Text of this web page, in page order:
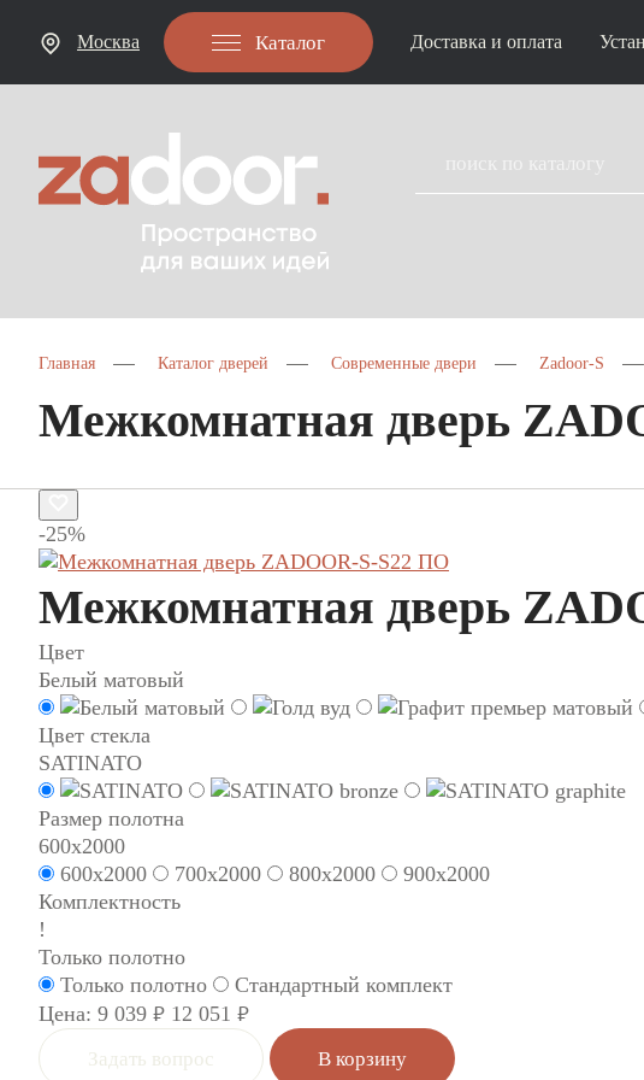
Москва Каталог Доставка и оплата
Главная Каталог дверей Современные двери Zadoor-S
Межкомнатная дверь
-25%
Межкомнатная дверь
Цвет
Белый матовый
Цвет стекла
SATINATO
Размер полотна
600x2000
600x2000
700x2000 800x2000
900x2000
Комплектность
!
Только полотно
Только полотно
Стандартный комплект
Цена: 9 039 руб. 12 051 руб.
Задать вопрос В корзину